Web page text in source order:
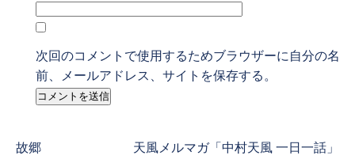
次回のコメントで使用するためブラウザーに自分の名
前、メールアドレス、サイトを保存する。
Previous
故郷
Next
天風メルマガ「中村天風 一日一話」